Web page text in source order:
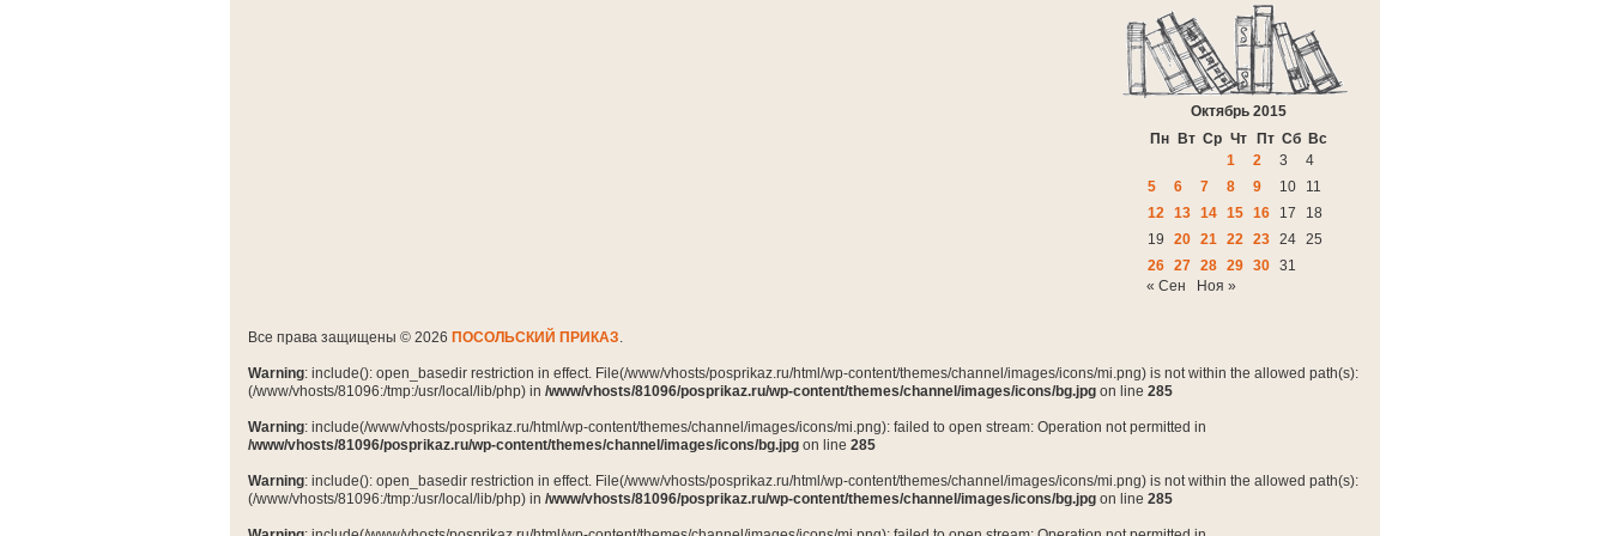
Октябрь 2015
Пн
Вт Ср Чт Пт Сб Вс
1
2 3
4
5
6 7 8 9 10
11
12 13 14 15 16 17
18
19
20 21 22 23 24 25
26 27 28 29 30 31
« Сен
Ноя »
Все права защищены © 2026 ПОСОЛЬСКИЙ ПРИКАЗ.
Warning: include(): open_basedir restriction in effect. File(/www/vhosts/posprikaz.ru/html/wp-content/themes/channel/images/icons/mi.png) is not within the allowed path(s):
(/www/vhosts/81096:/tmp:/usr/local/lib/php) in /www/vhosts/81096/posprikaz.ru/wp-content/themes/channel/images/icons/bg.jpg on line 285
Warning: include(/www/vhosts/posprikaz.ru/html/wp-content/themes/channel/images/icons/mi.png): failed to open stream: Operation not permitted in
/www/vhosts/81096/posprikaz.ru/wp-content/themes/channel/images/icons/bg.jpg on line 285
Warning: include(): open_basedir restriction in effect. File(/www/vhosts/posprikaz.ru/html/wp-content/themes/channel/images/icons/mi.png) is not within the allowed path(s):
(/www/vhosts/81096:/tmp:/usr/local/lib/php) in /www/vhosts/81096/posprikaz.ru/wp-content/themes/channel/images/icons/bg.jpg on line 285